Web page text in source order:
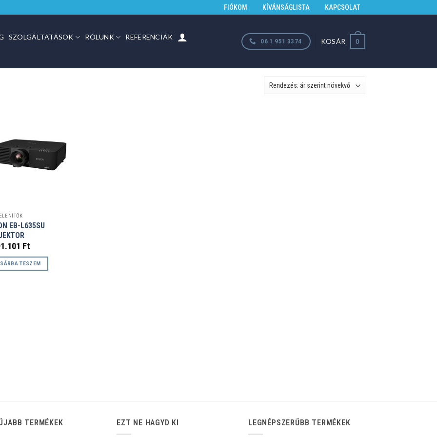
FIÓKOM KÍVÁNSÁGLISTA KAPCSOLAT
SZOLGÁLTATÁSOK RÓLUNK REFERENCIÁK 06 1 951 3374 KOSÁR 0
EB-L635SU
Ft
TESZEM
TERMÉKEK EZT NE HAGYD KI LEGNÉPSZERŰBB TERMÉKEK